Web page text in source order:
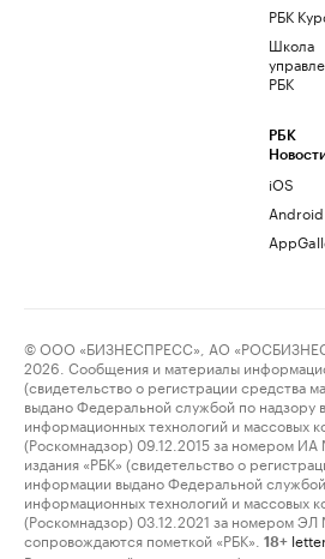
РБК
Школа
РБК
РБК
iOS
Android
© ООО «БИЗНЕСПРЕСС», АО
2026. Сообщения и материалы
(свидетельство о регистрации средства
выдано Федеральной службой по надзору
информационных технологий и массовых
(Роскомнадзор) 09.12.2015 за номером
издания «РБК» (свидетельство о
информации выдано Федеральной
информационных технологий и массовых
(Роскомнадзор) 03.12.2021 за номером
сопровождаются пометкой «РБК».
18+